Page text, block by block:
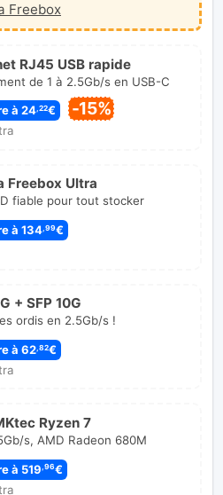
Freebox
RJ45 USB rapide
de 1 à 2.5Gb/s en USB-C
à 24,22€ -15%
Freebox Ultra
fiable pour tout stocker
à 134,99€
+ SFP 10G
ordis en 2.5Gb/s !
à 62,82€
Ryzen 7
s, AMD Radeon 680M
à 519,96€